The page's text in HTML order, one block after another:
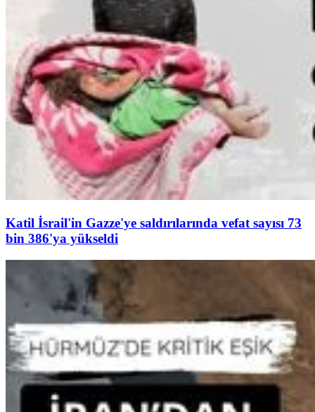
Katil İsrail'in Gazze'ye saldırılarında vefat sayısı 73
bin 386'ya yükseldi